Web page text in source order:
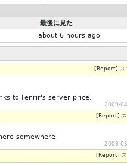
最後に見た
about 6 hours ago
[ Report] ス
to Fenrir's server price.
2009-
[ Report]
somewhere
2008-
[ Report]